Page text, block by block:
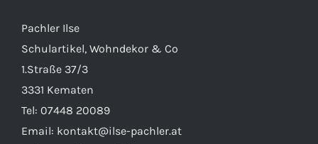
Pachler Ilse
Schulartikel, Wohndekor & Co
1.Straße 37/3
3331 Kematen
Tel: 07448 20089
Email: kontakt@ilse-pachler.at